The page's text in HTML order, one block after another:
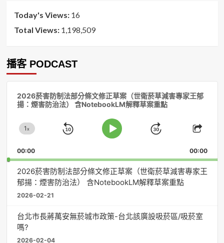
Today's Views: 16
Total Views: 1,198,509
播客 PODCAST
2026菸害防制法部分條文修正草案（世衛菸草減害專家王郁
揚：煙害防治法） 含NotebookLM解釋草案重點
Change
Rate
1x
Skip
Play
Jump
Forward
Share
00:00 00:00
2026菸害防制法部分條文修正草案（世衛菸草減害專家王
郁揚：煙害防治法） 含NotebookLM解釋草案重點
2026-02-21
台北市長蔣萬安無菸城市政策-台北該廣設吸菸區/吸菸室
嗎?
2026-02-04